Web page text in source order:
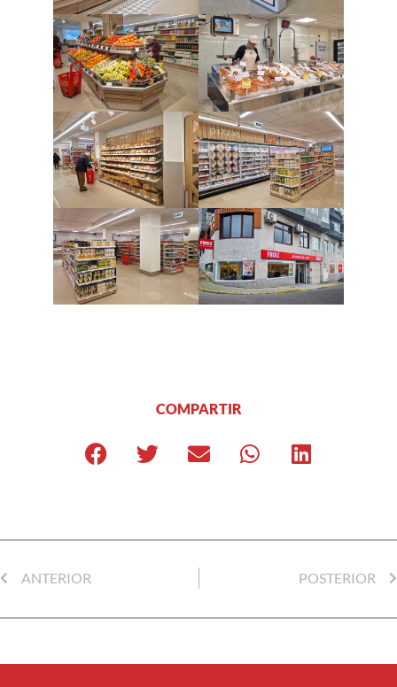
COMPARTIR
ANTERIOR POSTERIOR